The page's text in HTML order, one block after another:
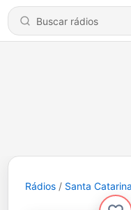
Rádios Santa Catarina